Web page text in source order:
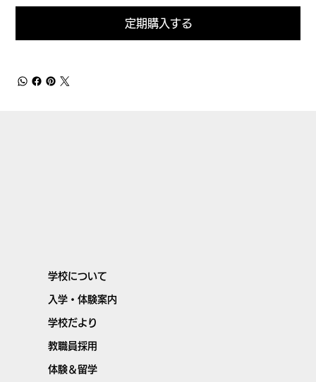
定期購入する
学校について
入学・体験案内
学校だより
教職員採用
体験＆留学